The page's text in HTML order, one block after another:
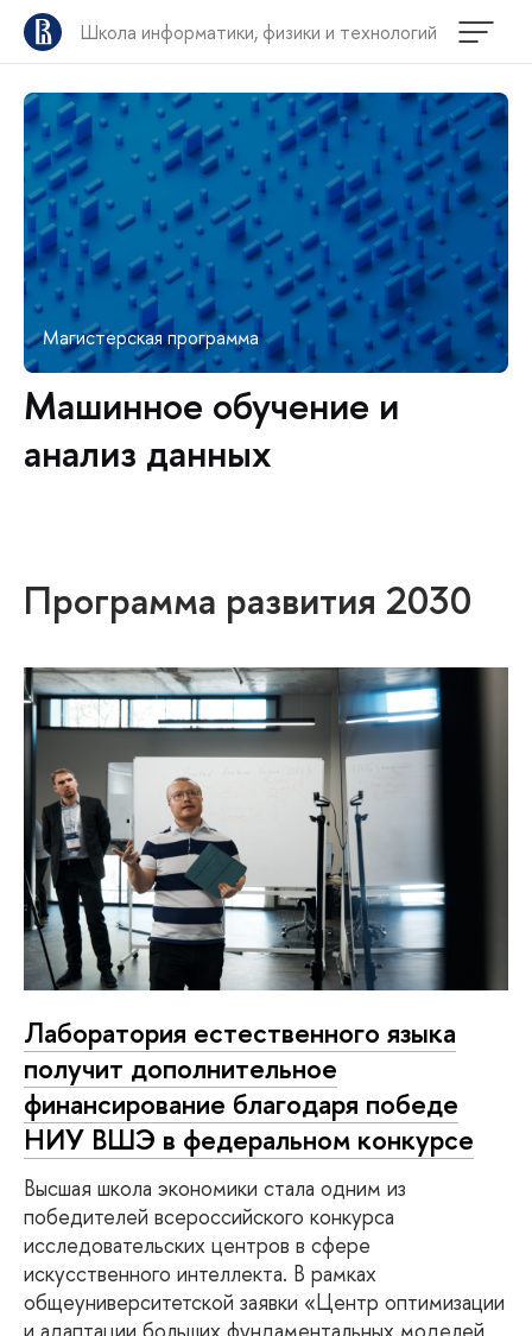
Школа информатики, физики и технологий
Магистерская программа
Машинное обучение и
анализ данных
Программа развития 2030
Лаборатория естественного языка
получит дополнительное
финансирование благодаря победе
НИУ ВШЭ в федеральном конкурсе
Высшая школа экономики стала одним из
победителей всероссийского конкурса
исследовательских центров в сфере
искусственного интеллекта. В рамках
общеуниверситетской заявки «Центр оптимизации